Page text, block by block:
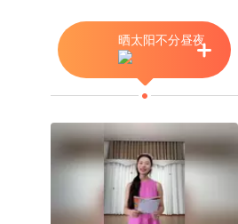
张老师也看过《Blacklist》真是
美剧同好“外表美丽带毒，内在
兼具韧性”！大家以后看到“夹竹
感谢张老师十年如一日用英语带
我们看世界！语言是桥梁，音乐
也是，记得在关注流听奥莉唱歌
哦！#张朝阳的英语课十周年 #
秋关白日梦响家 @张朝阳 @阿
晒太阳不分昼夜